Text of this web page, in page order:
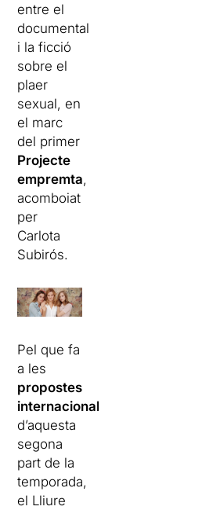
entre el
documental
i la ficció
sobre el
plaer
sexual, en
el marc
del primer
Projecte
empremta,
acomboiat
per
Carlota
Subirós.
Pel que fa
a les
propostes
internacionals
d’aquesta
segona
part de la
temporada,
el Lliure